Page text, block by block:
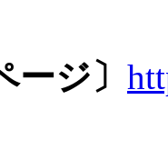
ージ〕